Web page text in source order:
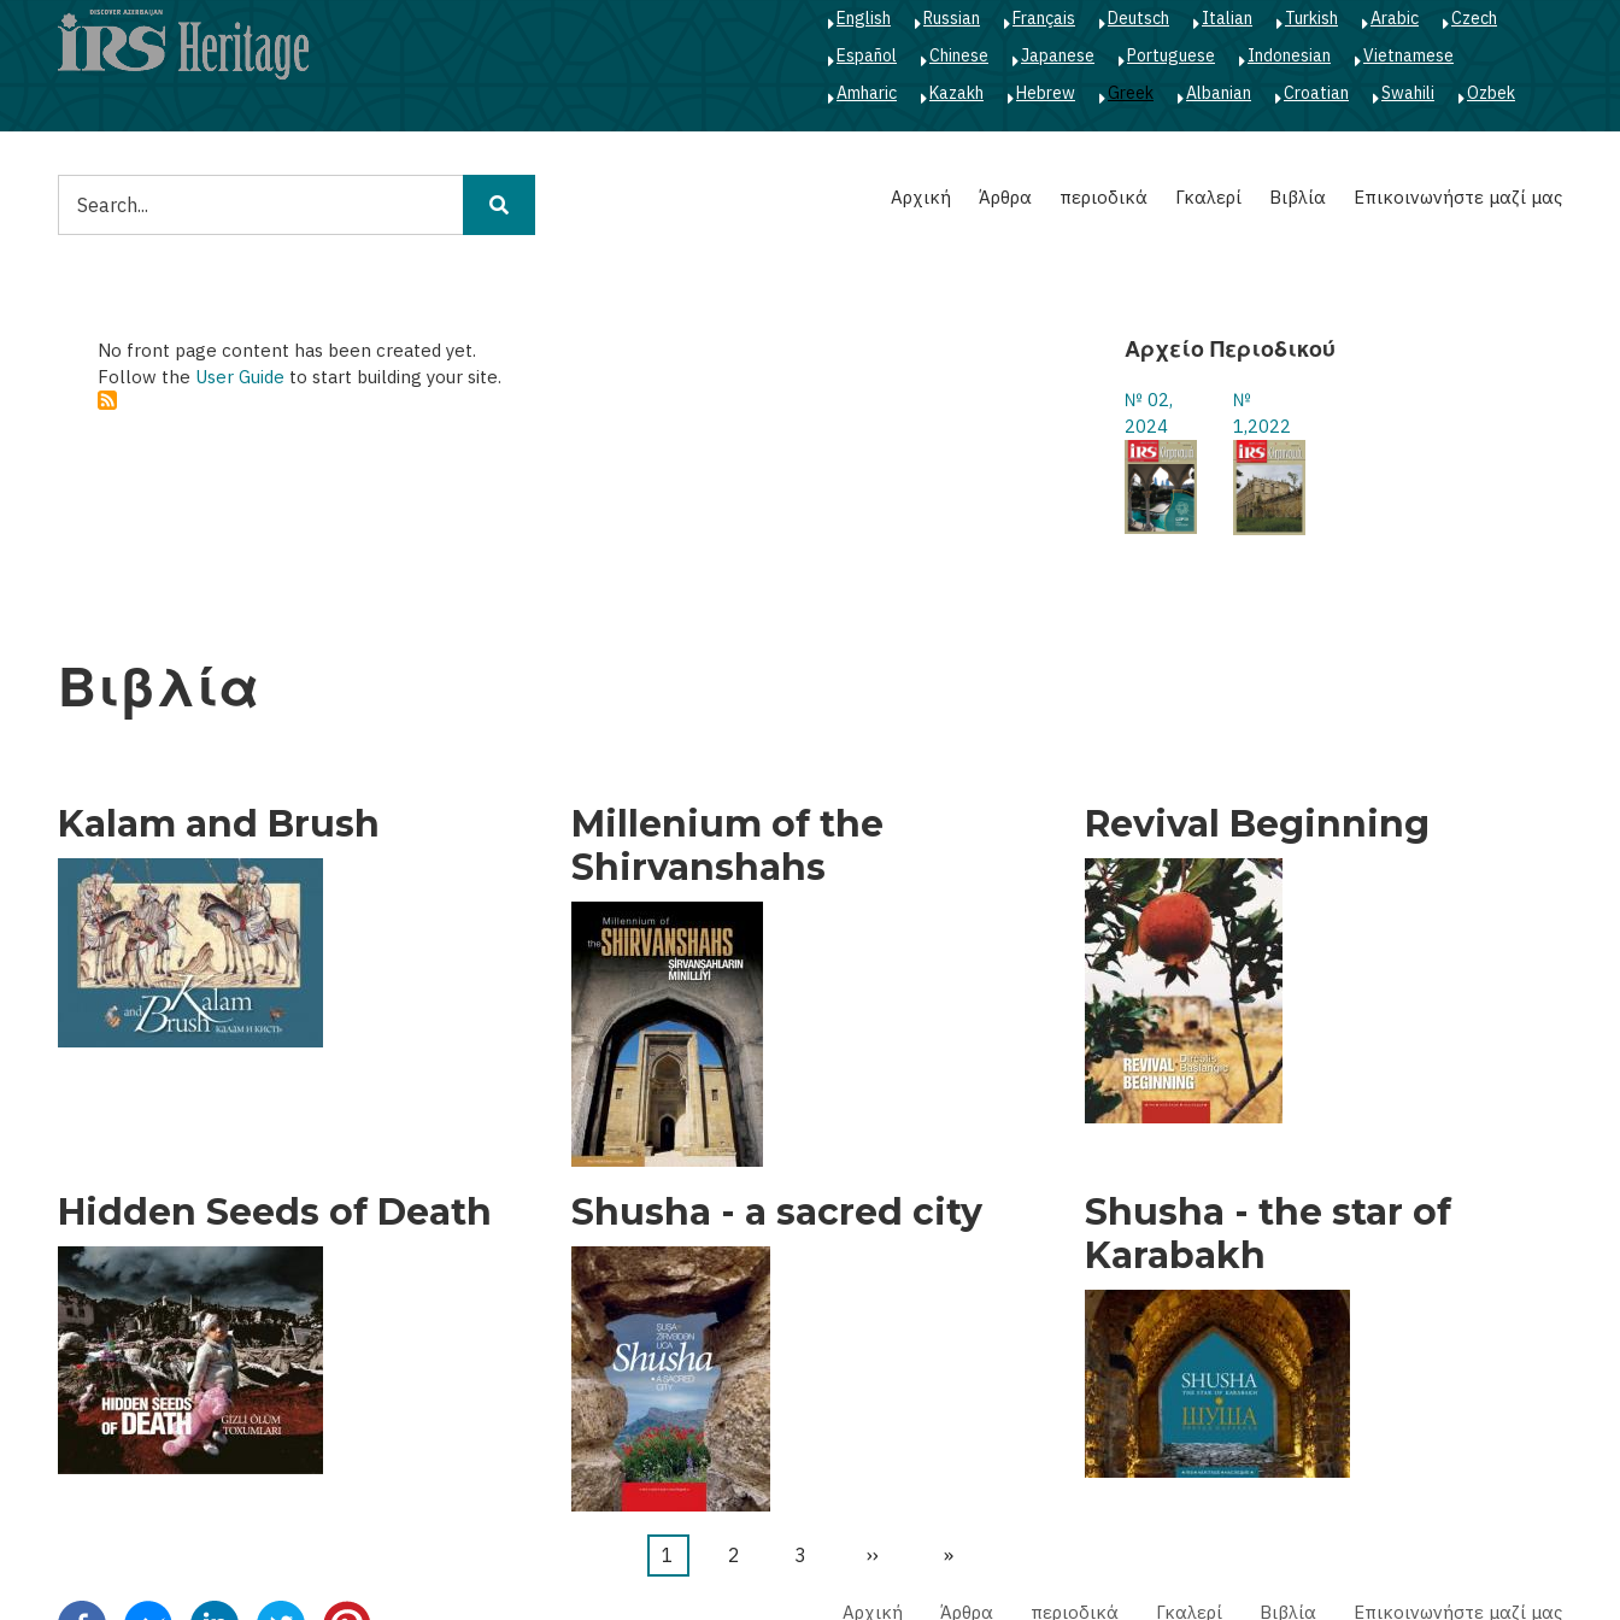
Παράκαμψη
English Russian Français Deutsch Italian Turkish Arabic
Czech
Español
Chinese Japanese Portuguese Indonesian
Vietnamese
Amharic
Kazakh Hebrew Greek Albanian Croatian Swahili Ozbek
Αρχική Άρθρα περιοδικά Γκαλερί Βιβλία Επικοινωνήστε μαζί μας
No front page content has been created yet.
Follow the User Guide to start building your site.
Αρχείο Περιοδικού
№ 02,
2024
№
1,2022
Βιβλία
Kalam and Brush
Millenium of the
Shirvanshahs
Revival Beginning
Hidden Seeds of Death Shusha - a sacred city
Shusha - the star of
Karabakh
Τρέχουσα
1 Σελίδα
2 Σελίδα
3
Next
››
Last
»
Αρχική Άρθρα περιοδικά Γκαλερί Βιβλία Επικοινωνήστε μαζί μας